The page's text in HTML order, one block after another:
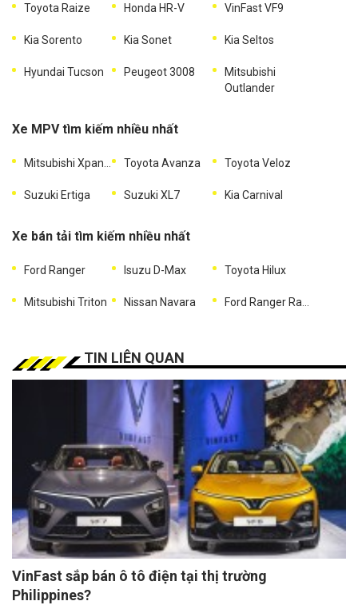
Toyota Raize Honda HR-V VinFast VF9
Kia Sorento Kia Sonet Kia Seltos
Hyundai Tucson Peugeot 3008
Mitsubishi
Outlander
Xe MPV tìm kiếm nhiều nhất
Toyota Avanza Toyota Veloz
Suzuki Ertiga Suzuki XL7 Kia Carnival
Xe bán tải tìm kiếm nhiều nhất
Ford Ranger Isuzu D-Max Toyota Hilux
Mitsubishi Triton Nissan Navara
TIN LIÊN QUAN
VinFast sắp bán ô tô điện tại thị trường
Philippines?